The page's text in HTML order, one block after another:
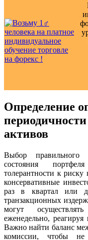
Определение
активов
Выбор правильного
состояния
толерантности к
консервативные
раз в квартал или
транзакционных
могут
еженедельно,
Важно найти баланс
комиссии, чтобы не